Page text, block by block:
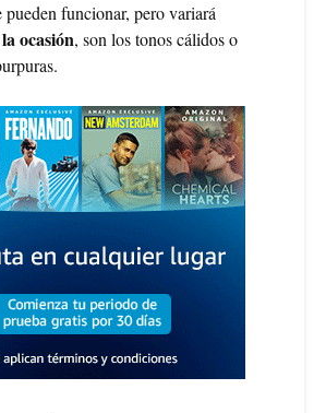
funcionar, pero variará
ocasión, son los tonos cálidos o